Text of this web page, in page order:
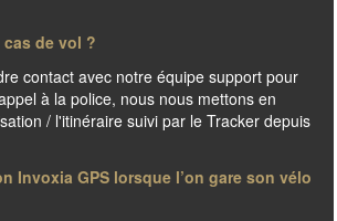
de vol ?
contact avec notre équipe support pour
à la police, nous nous mettons en
/ l'itinéraire suivi par le Tracker depuis
Invoxia GPS lorsque l’on gare son vélo